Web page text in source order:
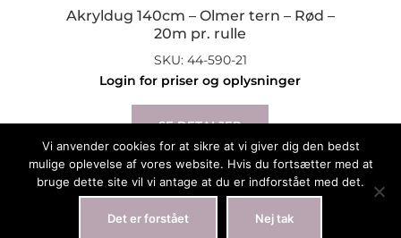
Akryldug 140cm – Olmer tern – Rød –
20m pr. rulle
SKU: 44-590-21
Login for priser og oplysninger
SE DETALJER
Vi anvender cookies for at sikre at vi giver dig den bedst
mulige oplevelse af vores website. Hvis du fortsætter med at
bruge dette site vil vi antage at du er indforstået med det.
Det er forstået Nej tak